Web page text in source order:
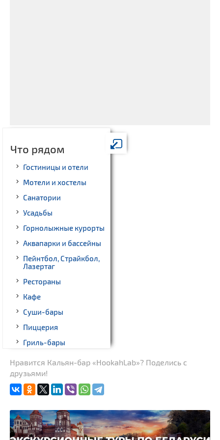
Что рядом
Гостиницы и отели
Мотели и хостелы
Санатории
Усадьбы
Горнолыжные курорты
Аквапарки и бассейны
Пейнтбол, Страйкбол,
Лазертаг
Рестораны
Кафе
Суши-бары
Пиццерия
Гриль-бары
Театры
Ночные клубы
Бильярд
Казино
Нравится Кальян-бар «HookahLab»? Поделись с
друзьями!